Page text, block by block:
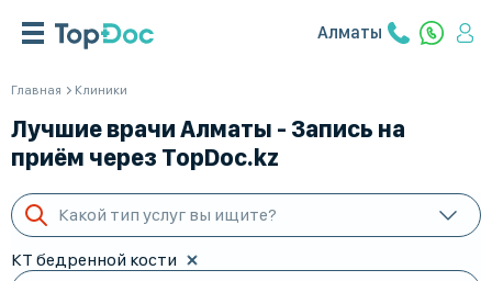
Алматы
Главная Клиники
Лучшие врачи Алматы - Запись на
приём через TopDoc.kz
Какой тип услуг вы ищите?
КТ бедренной кости